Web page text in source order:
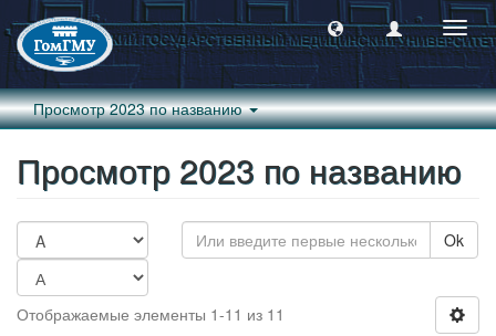
Просмотр 2023 по названию
Просмотр 2023 по названию
Ok
Отображаемые элементы 1-11 из 11